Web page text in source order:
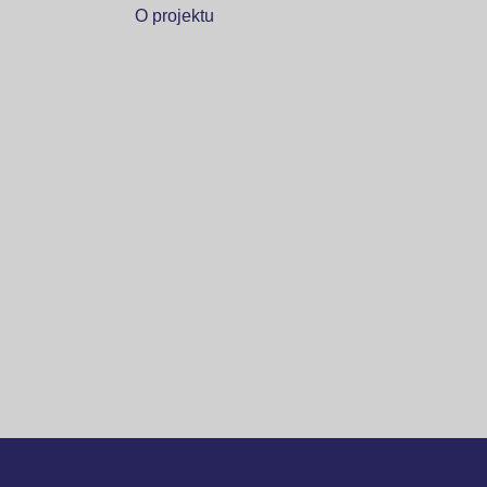
O projektu